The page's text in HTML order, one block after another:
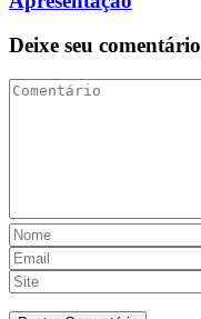
Deixe seu comentário